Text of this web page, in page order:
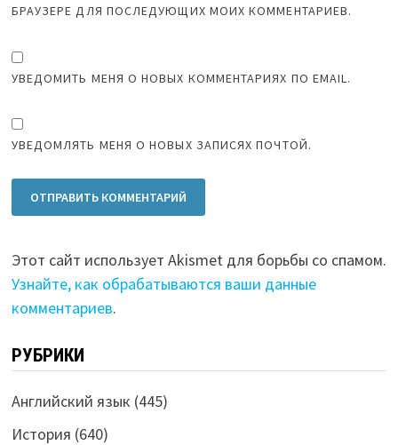
БРАУЗЕРЕ ДЛЯ ПОСЛЕДУЮЩИХ МОИХ КОММЕНТАРИЕВ.
УВЕДОМИТЬ МЕНЯ О НОВЫХ КОММЕНТАРИЯХ ПО EMAIL.
УВЕДОМЛЯТЬ МЕНЯ О НОВЫХ ЗАПИСЯХ ПОЧТОЙ.
Этот сайт использует Akismet для борьбы со спамом.
Узнайте, как обрабатываются ваши данные
комментариев.
РУБРИКИ
Английский язык (445)
История (640)